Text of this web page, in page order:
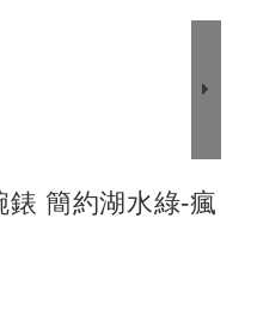
簡約湖水綠-瘋